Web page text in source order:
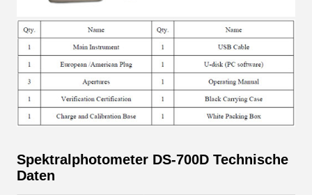
Spektralphotometer DS-700D Technische
Daten